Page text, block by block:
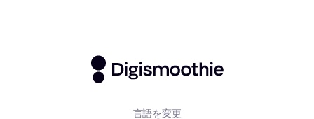
言語を変更